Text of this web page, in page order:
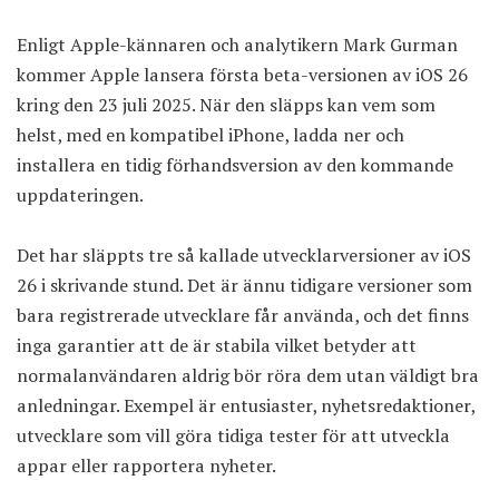
Enligt Apple-kännaren och analytikern Mark Gurman
kommer Apple lansera första beta-versionen av iOS 26
kring den 23 juli 2025. När den släpps kan vem som
helst, med en kompatibel iPhone, ladda ner och
installera en tidig förhandsversion av den kommande
uppdateringen.
Det har släppts tre så kallade utvecklarversioner av iOS
26 i skrivande stund. Det är ännu tidigare versioner som
bara registrerade utvecklare får använda, och det finns
inga garantier att de är stabila vilket betyder att
normalanvändaren aldrig bör röra dem utan väldigt bra
anledningar. Exempel är entusiaster, nyhetsredaktioner,
utvecklare som vill göra tidiga tester för att utveckla
appar eller rapportera nyheter.